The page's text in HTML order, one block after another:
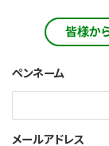
皆様か
ペンネーム
メールアドレス